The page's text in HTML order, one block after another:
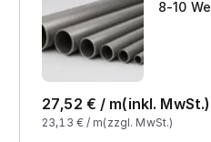
8-10
27,52 € / m(inkl. MwSt.)
23,13 € / m(zzgl. MwSt.)